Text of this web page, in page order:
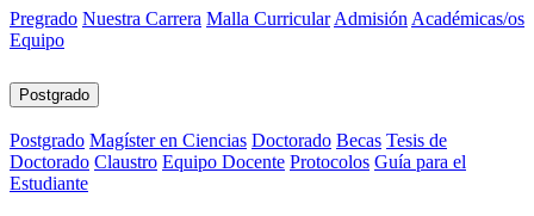
Pregrado Nuestra Carrera Malla Curricular Admisión Académicas/os
Equipo
Postgrado
Postgrado Magíster en Ciencias Doctorado Becas Tesis de
Doctorado Claustro Equipo Docente Protocolos Guía para el
Estudiante